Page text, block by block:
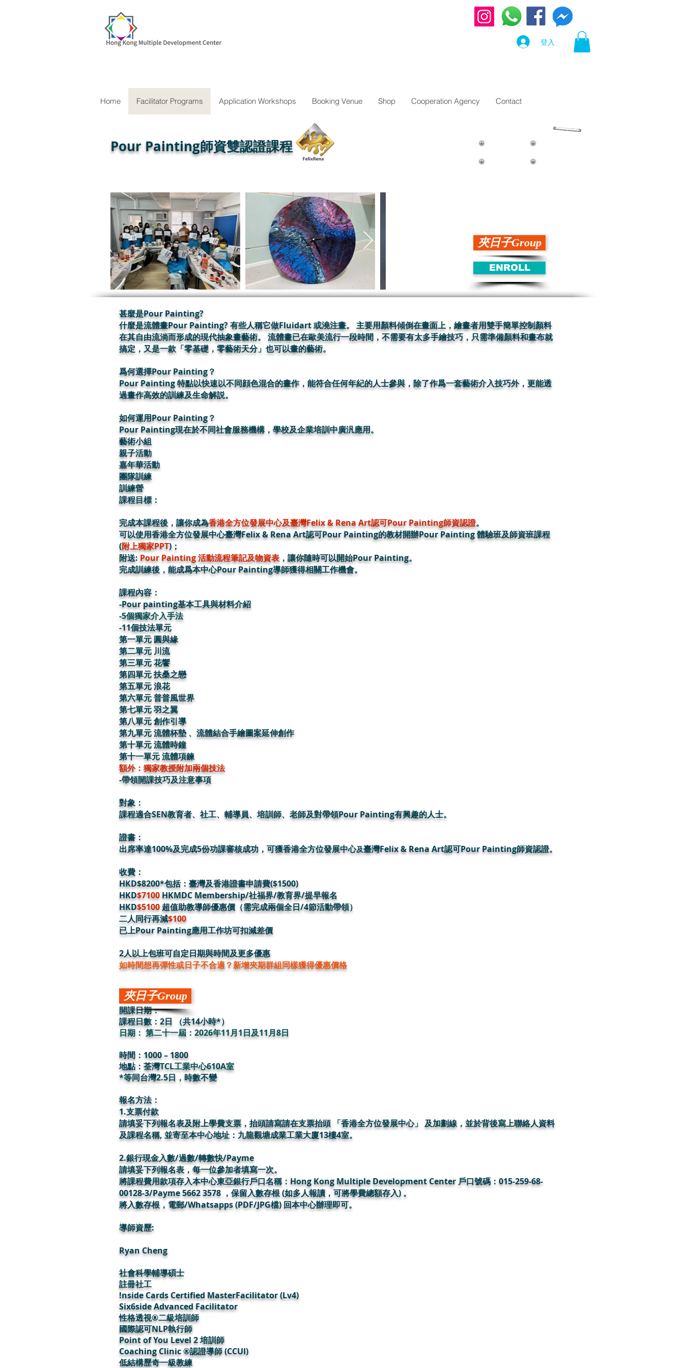
登入
Home Facilitator Programs Application Workshops Booking Venue Shop ​Cooperation Agency Contact
Pour Painting師資雙認證課程 21 th
夾日子Group
ENROLL
甚麼是Pour Painting?
什麼是流體畫Pour Painting? 有些人稱它做Fluidart 或澆注畫。 主要用顏料傾倒在畫面上，繪畫者用雙手簡單控制顏料
在其自由流淌而形成的現代抽象畫藝術。 流體畫已在歐美流行一段時間，不需要有太多手繪技巧，只需準備顏料和畫布就
搞定，又是一款「零基礎，零藝術天分」也可以畫的藝術。
爲何選擇Pour Painting？
Pour Painting 特點以快速以不同顔色混合的畫作，能符合任何年紀的人士參與，除了作爲一套藝術介入技巧外，更能透
過畫作高效的訓練及生命解説。
如何運用Pour Painting？
Pour Painting現在於不同社會服務機構，學校及企業培訓中廣汎應用。
藝術小組
親子活動
嘉年華活動
團隊訓練
訓練營
課程目標：
完成本課程後，讓你成為香港全方位發展中心及臺灣Felix & Rena Art認可Pour Painting師資認證。
可以使用香港全方位發展中心臺灣Felix & Rena Art認可Pour Painting的教材開辦Pour Painting 體驗班及師資班課程
(附上獨家PPT)；
附送: Pour Painting 活動流程筆記及物資表 ，讓你隨時可以開始Pour Painting。
​完成訓練後，能成爲本中心Pour Painting導師獲得相關工作機會。
課程內容：
-Pour painting基本工具與材料介紹
-5個獨家介入手法
-11個技法單元
第一單元 圓與緣
第二單元 川流
第三單元 花饗
第四單元 扶桑之戀
第五單元 浪花
第六單元 普普風世界
第七單元 羽之翼
第八單元 創作引導
第九單元 流體杯墊 、流體結合手繪圖案延伸創作
第十單元 流體時鐘
第十一單元 流體項鍊
額外：獨家教授附加兩個技法
-帶領開課技巧及注意事項
對象：
課程適合SEN教育者、社工、輔導員、培訓師、老師及對帶領Pour Painting有興趣的人士。
證書：
出席率達100%及完成5份功課審核成功，可獲香港全方位發展中心及臺灣Felix & Rena Art認可Pour Painting師資認證。
收費：
HKD$8200*包括：臺灣及香港證書申請費($1500)
HKD$7100HKMDC Membership​/社福界/教育界/提早報名
​HKD$5100超值助教導師優惠價（需完成兩個全日/4節活動帶領）
二人同行再減$100
已上Pour Painting應用工作坊可扣減差價
2人以上包班可自定日期與時間及更多優惠
​如時間想再彈性或日子不合適？新增夾期群組同樣獲得優惠價格
開課日期：
課程日數：2日 （共14小時*）
日期： 第二十一屆：2026年11月1日及11月8日
時間：1000 – 1800
地點： 荃灣TCL工業中心610A室
*等同台灣2.5日，時數不變
報名方法：
1.支票付款
請填妥下列報名表及附上學費支票，抬頭請寫請在支票抬頭 「香港全方位發展中心」 及加劃線，並於背後寫上聯絡人資料
及課程名稱, 並寄至本中心地址： 九龍觀塘成業工業大廈13樓4室。
2.銀行現金入數/過數/轉數快/Payme
請填妥下列報名表，每一位參加者填寫一次。
將課程費用款項存入本中心東亞銀行戶口名稱：Hong Kong Multiple Development Center 戶口號碼：015-259-68-
00128-3/Payme 5662 3578 ，保留入數存根 (如多人報讀，可將學費總額存入) 。
將入數存根，電郵/Whatsapps (PDF/JPG檔) 回本中心辦理即可。
導師資歷:
Ryan Cheng
社會科學輔導碩士
註冊社工
!nside Cards Certified MasterFacilitator (Lv4)
Six6side Advanced Facilitator
性格透視®二級培訓師
國際認可NLP執行師
Point of You Level 2 培訓師
Coaching Clinic ®認證導師 (CCUI)
低結構歷奇一級教練
夾日子Group